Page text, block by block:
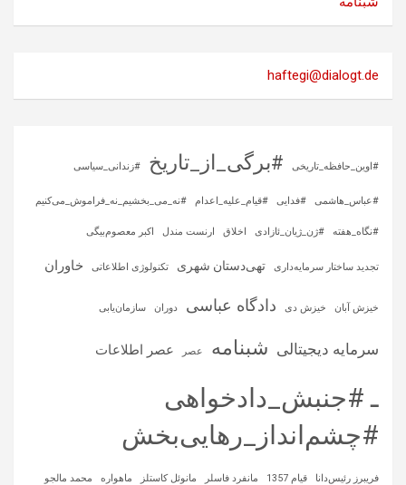
haftegi@dialogt.de
#اوین_حافظه_تاریخی #برگی_از_تاریخ #زندانی_سیاسی
#عباس_هاشمی #فدایی #قیام_علیه_اعدام #نه_می_بخشیم_نه_فراموش_می‌کنیم
#نگاه_هفته #ژن_ژیان_ئازادی اخلاق ارنست مندل اکبر معصوم‌بیگی
تجدید ساختار سرمایه‌داری تهی‌دستان شهری تکنولوژی اطلاعاتی خاوران
خیزش آبان خیزش دی دادگاه عباسی دوران سازمان‌یابی
سرمایه‌ دیجیتالی شبنامه عصر عصر اطلاعات
ـ #جنبش_دادخواهی
#چشم‌انداز_رهایی‌بخش
فریبرز رئیس‌دانا قیام 1357 مانفرد فاسلر مانوئل کاستلز ماهواره‌ محمد مالجو